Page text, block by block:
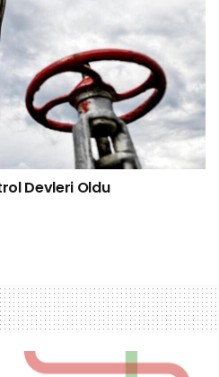
Devleri Oldu